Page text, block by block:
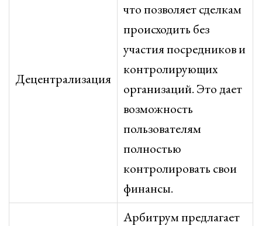
Децентрализация
что позволяет сделкам
происходить без
участия посредников и
контролирующих
организаций. Это дает
возможность
пользователям
полностью
контролировать свои
финансы.
Арбитрум предлагает